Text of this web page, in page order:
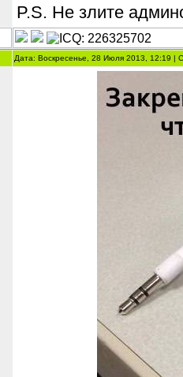
P.S. Не злите
Дата: Воскресенье, 28 Июля 2013, 12:19 |